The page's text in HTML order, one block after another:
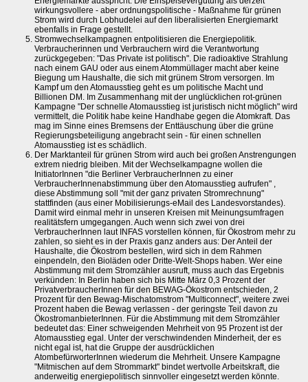
wirkungsvollere - aber ordnungspolitische - Maßnahme für grünen
Strom wird durch Lobhudelei auf den liberalisierten Energiemarkt
ebenfalls in Frage gestellt.
Stromwechselkampagnen entpolitisieren die Energiepolitik.
Verbraucherinnen und Verbrauchern wird die Verantwortung
zurückgegeben: "Das Private ist politisch". Die radioaktive Strahlung
nach einem GAU oder aus einem Atommüllager macht aber keine
Biegung um Haushalte, die sich mit grünem Strom versorgen. Im
Kampf um den Atomausstieg geht es um politische Macht und
Billionen DM. Im Zusammenhang mit der unglücklichen rot-grünen
Kampagne "Der schnelle Atomausstieg ist juristisch nicht möglich" wird
vermittelt, die Politik habe keine Handhabe gegen die Atomkraft. Das
mag im Sinne eines Bremsens der Enttäuschung über die grüne
Regierungsbeteiligung angebracht sein - für einen schnellen
Atomausstieg ist es schädlich.
Der Marktanteil für grünen Strom wird auch bei großen Anstrengungen
extrem niedrig bleiben. Mit der Wechselkampagne wollen die
InitiatorInnen "die Berliner VerbraucherInnen zu einer
VerbraucherInnenabstimmung über den Atomausstieg aufrufen" ,
diese Abstimmung soll "mit der ganz privaten Stromrechnung"
stattfinden (aus einer Mobilisierungs-eMail des Landesvorstandes).
Damit wird einmal mehr in unseren Kreisen mit Meinungsumfragen
realitätsfern umgegangen. Auch wenn sich zwei von drei
VerbraucherInnen laut INFAS vorstellen können, für Ökostrom mehr zu
zahlen, so sieht es in der Praxis ganz anders aus: Der Anteil der
Haushalte, die Ökostrom bestellen, wird sich in dem Rahmen
einpendeln, den Bioläden oder Dritte-Welt-Shops haben. Wer eine
Abstimmung mit dem Stromzähler ausruft, muss auch das Ergebnis
verkünden: In Berlin haben sich bis Mitte März 0,3 Prozent der
PrivatverbraucherInnen für den BEWAG-Ökostrom entschieden, 2
Prozent für den Bewag-Mischatomstrom "Multiconnect", weitere zwei
Prozent haben die Bewag verlassen - der geringste Teil davon zu
ÖkostromanbieterInnen. Für die Abstimmung mit dem Stromzähler
bedeutet das: Einer schweigenden Mehrheit von 95 Prozent ist der
Atomausstieg egal. Unter der verschwindenden Minderheit, der es
nicht egal ist, hat die Gruppe der ausdrücklichen
AtombefürworterInnen wiederum die Mehrheit. Unsere Kampagne
"Mitmischen auf dem Strommarkt" bindet wertvolle Arbeitskraft, die
anderweitig energiepolitisch sinnvoller eingesetzt werden könnte.